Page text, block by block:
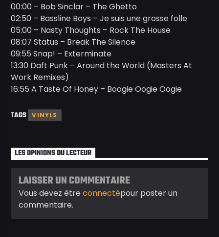
00:00 – Bob Sinclar – The Ghetto
02:50 – Bassline Boys – Je suis une grosse folle
05:00 – Nasty Thoughts – Rock The House
08:07 Status – Break The Silence
09:55 Snap! – Exterminate
13:30 Daft Punk – Around the World (Masters At
Work Remixes)
16:55 A Taste Of Honey – Boogie Oogie Oogie
TAGS VINYLS
LES OPINIONS DU LECTEUR
LAISSER UN COMMENTAIRE
Vous devez êtreconnectépour poster un
commentaire.